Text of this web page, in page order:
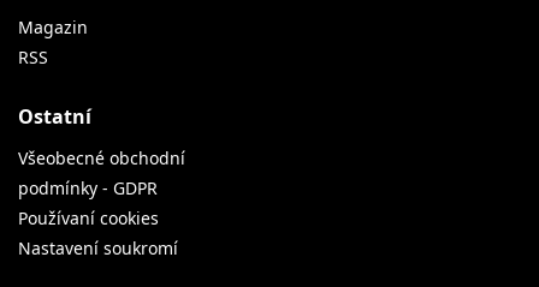
Magazin
RSS
Ostatní
Všeobecné obchodní
podmínky - GDPR
Používaní cookies
Nastavení soukromí